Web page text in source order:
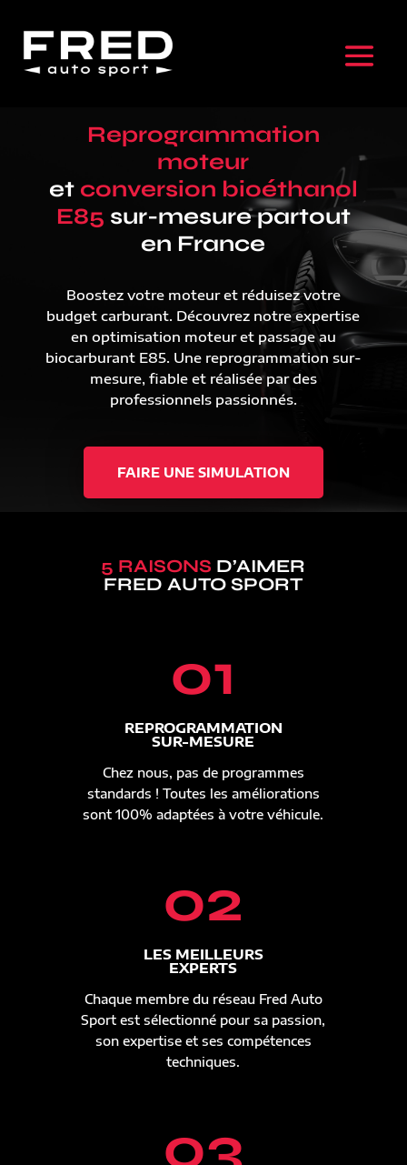
Reprogrammation
moteur
et conversion bioéthanol
E85 sur-mesure partout
en France
Boostez votre moteur et réduisez votre
budget carburant. Découvrez notre expertise
en optimisation moteur et passage au
biocarburant E85. Une reprogrammation sur-
mesure, fiable et réalisée par des
professionnels passionnés.
FAIRE UNE SIMULATION
5 RAISONS D’AIMER
FRED AUTO SPORT
01
REPROGRAMMATION
SUR-MESURE
Chez nous, pas de programmes
standards ! Toutes les améliorations
sont 100% adaptées à votre véhicule.
02
LES MEILLEURS
EXPERTS
Chaque membre du réseau Fred Auto
Sport est sélectionné pour sa passion,
son expertise et ses compétences
techniques.
03